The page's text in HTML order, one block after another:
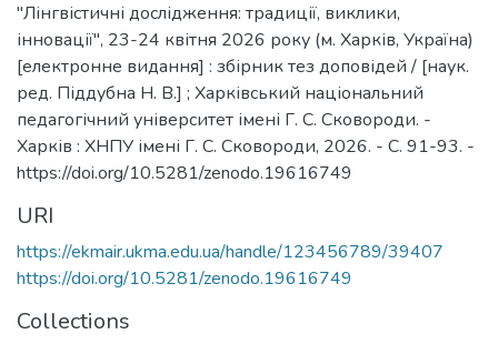
"Лінгвістичні дослідження: традиції, виклики,
інновації", 23-24 квітня 2026 року (м. Харків, Україна)
[електронне видання] : збірник тез доповідей / [наук.
ред. Піддубна Н. В.] ; Харківський національний
педагогічний університет імені Г. С. Сковороди. -
Харків : ХНПУ імені Г. С. Сковороди, 2026. - С. 91-93. -
https://doi.org/10.5281/zenodo.19616749
URI
https://ekmair.ukma.edu.ua/handle/123456789/39407
https://doi.org/10.5281/zenodo.19616749
Collections